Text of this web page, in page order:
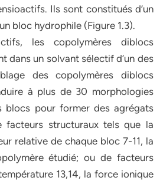
Ils sont constitués d’un
bloc hydrophile (Figure 1.3).
les copolymères diblocs
dans un solvant sélectif d’un des
des copolymères diblocs
à plus de 30 morphologies
blocs pour former des agrégats
structuraux tels que la
relative de chaque bloc 7-11, la
étudié; ou de facteurs
13,14, la force ionique